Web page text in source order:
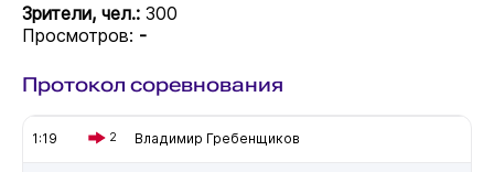
Зрители, чел.: 300
Просмотров: -
Протокол соревнования
1:19 2 Владимир Гребенщиков